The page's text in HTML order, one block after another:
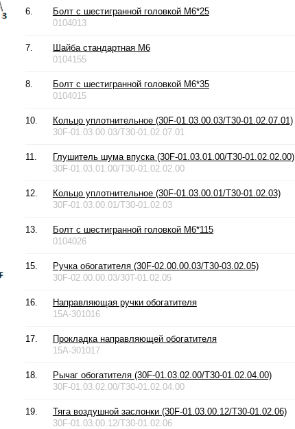
6.
Болт с шестигранной головкой М6*25
0104013
7.
Шайба стандартная М6
0104155
8.
Болт с шестигранной головкой М6*35
0104015
10.
Кольцо уплотнительное (30F-01.03.00.03/T30-01.02.07.01)
30F-01.03.00.03/T30-01.02.07.01
11.
Глушитель шума впуска (30F-01.03.01.00/T30-01.02.02.00)
30F-01.03.01.00/T30-01.02.02.00
12.
Кольцо уплотнительное (30F-01.03.00.01/T30-01.02.03)
30F-01.03.00.01/T30-01.02.03
13.
Болт с шестигранной головкой М6*115
0104026
15.
Ручка обогатителя (30F-02.00.00.03/T30-03.02.05)
30F-02.00.00.03/30T-01.02.05
16.
Направляющая ручки обогатителя
15A-301016
17.
Прокладка направляющей обогатителя
15A-301017
18.
Рычаг обогатителя (30F-01.03.02.00/T30-01.02.04.00)
30F-01.03.02.00/T30-01.02.04.00
19.
Тяга воздушной заслонки (30F-01.03.00.12/T30-01.02.06)
30F-01.03.00.12/T30-01.02.06